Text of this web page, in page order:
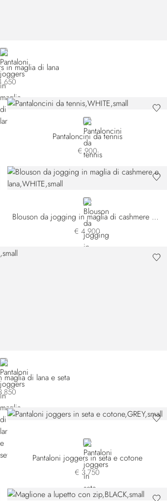
GREY
in maglia di lana
WHITE
Pantaloncini da tennis
€ 900
WHITE
Blouson da jogging in maglia di cashmere e lana
€ 4.900
BLUE
maglia di lana e seta
GREY
Pantaloni joggers in seta e cotone
€ 3.750